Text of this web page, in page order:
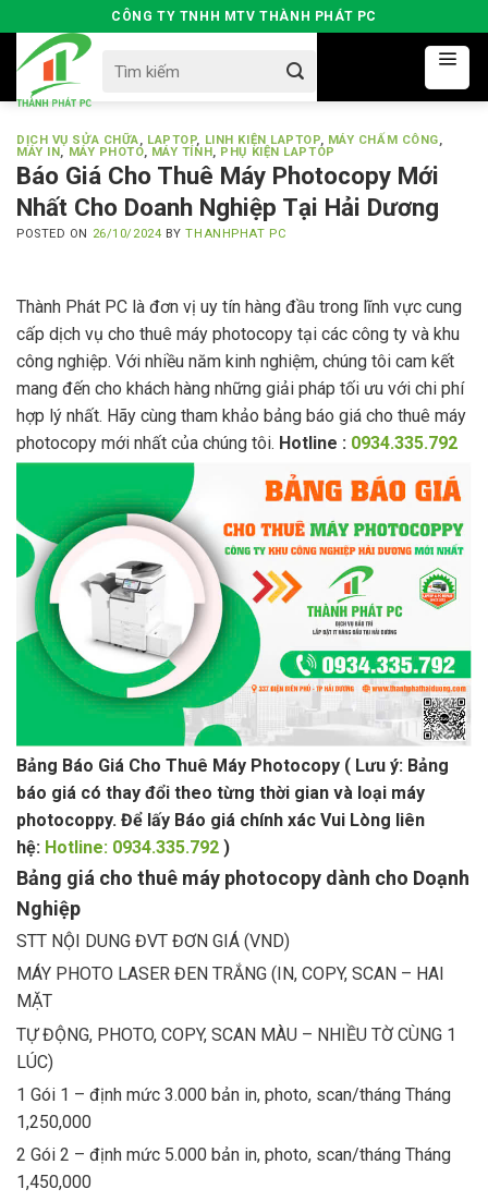
to
content
CÔNG TY TNHH MTV THÀNH PHÁT PC
for:
DỊCH VỤ SỬA CHỮA, LAPTOP, LINH KIỆN LAPTOP, MÁY CHẤM CÔNG,
MÁY IN, MÁY PHOTO, MÁY TÍNH, PHỤ KIỆN LAPTOP
Báo Giá Cho Thuê Máy Photocopy Mới
Nhất Cho Doanh Nghiệp Tại Hải Dương
POSTED ON 26/10/2024 BYTHANHPHAT PC
Thành Phát PC là đơn vị uy tín hàng đầu trong lĩnh vực cung
cấp dịch vụ cho thuê máy photocopy tại các công ty và khu
công nghiệp. Với nhiều năm kinh nghiệm, chúng tôi cam kết
mang đến cho khách hàng những giải pháp tối ưu với chi phí
hợp lý nhất. Hãy cùng tham khảo bảng báo giá cho thuê máy
photocopy mới nhất của chúng tôi. Hotline : 0934.335.792
Bảng Báo Giá Cho Thuê Máy Photocopy ( Lưu ý: Bảng
báo giá có thay đổi theo từng thời gian và loại máy
photocoppy. Để lấy Báo giá chính xác Vui Lòng liên
hệ: Hotline: 0934.335.792 )
Bảng giá cho thuê máy photocopy dành cho Doạnh
Nghiệp
STT NỘI DUNG ĐVT ĐƠN GIÁ (VND)
MÁY PHOTO LASER ĐEN TRẮNG (IN, COPY, SCAN – HAI
MẶT
TỰ ĐỘNG, PHOTO, COPY, SCAN MÀU – NHIỀU TỜ CÙNG 1
LÚC)
1 Gói 1 – định mức 3.000 bản in, photo, scan/tháng Tháng
1,250,000
2 Gói 2 – định mức 5.000 bản in, photo, scan/tháng Tháng
1,450,000